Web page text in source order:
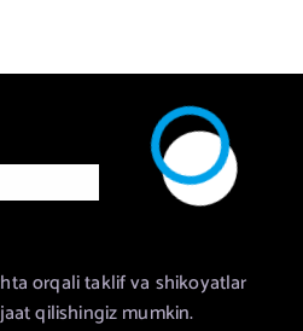
orqali taklif va shikoyatlar
qilishingiz mumkin.